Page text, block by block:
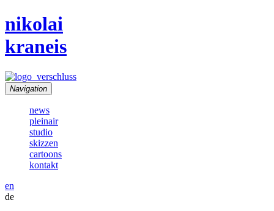
nikolai
kraneis
Navigation
news
pleinair
studio
skizzen
cartoons
kontakt
en
de